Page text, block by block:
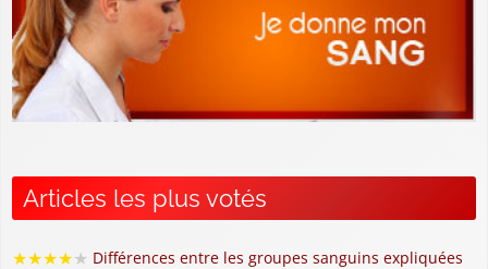
Articles les plus votés
★★★★★ Différences entre les groupes sanguins expliquées